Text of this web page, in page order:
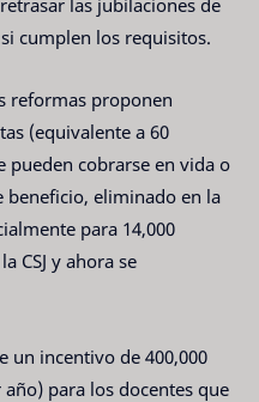
cumplen los requisitos.
reformas proponen
(equivalente a 60
pueden cobrarse en vida o
beneficio, eliminado en la
para 14,000
CSJ y ahora se
un incentivo de 400,000
para los docentes que